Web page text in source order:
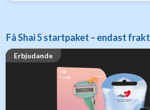
Få Shai 5 startpaket – endast frakt
Erbjudande